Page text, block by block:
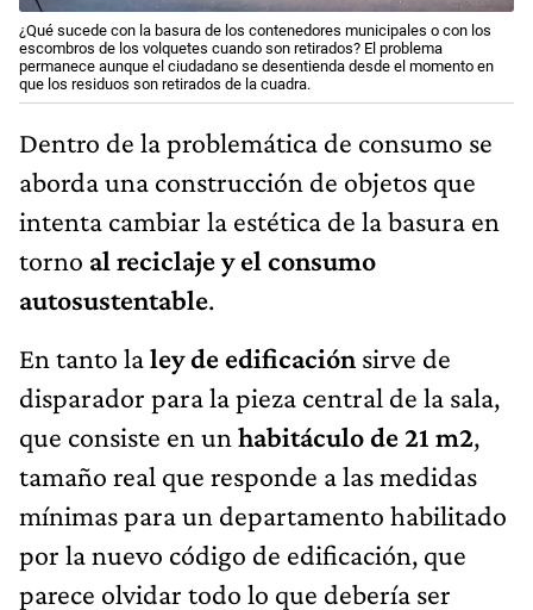
¿Qué sucede con la basura de los contenedores municipales o con los
escombros de los volquetes cuando son retirados? El problema
permanece aunque el ciudadano se desentienda desde el momento en
que los residuos son retirados de la cuadra.
Dentro de la problemática de consumo se
aborda una construcción de objetos que
intenta cambiar la estética de la basura en
torno al reciclaje y el consumo
autosustentable.
En tanto laley de edificación sirve de
disparador para la pieza central de la sala,
que consiste en un habitáculo de 21 m2,
tamaño real que responde a las medidas
mínimas para un departamento habilitado
por la nuevo código de edificación, que
parece olvidar todo lo que debería ser